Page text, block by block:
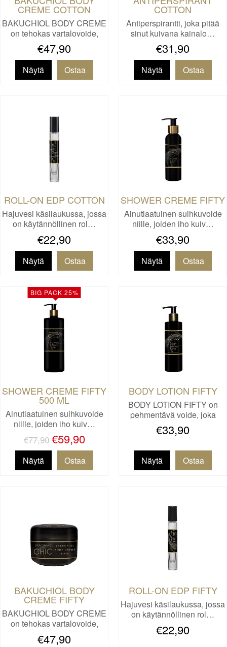
CREME COTTON
BAKUCHIOL BODY CREME
on tehokas vartalovoide,
joka…
€47,90
Näytä
COTTON
Antiperspirantti, joka pitää
sinut kuivana kainalo…
€31,90
Näytä
ROLL-ON EDP COTTON
Hajuvesi käsilaukussa, jossa
on käytännöllinen rol…
€22,90
Näytä
SHOWER CREME FIFTY
Ainutlaatuinen suihkuvoide
niille, joiden iho kuiv…
€33,90
Näytä
BIG PACK 25%
SHOWER CREME FIFTY
500 ML
Ainutlaatuinen suihkuvoide
niille, joiden iho kuiv…
€77,90 €59,90
Näytä
BODY LOTION FIFTY
BODY LOTION FIFTY on
pehmentävä voide, joka
ravits…
€33,90
Näytä
BAKUCHIOL BODY
CREME FIFTY
BAKUCHIOL BODY CREME
on tehokas vartalovoide,
joka…
€47,90
ROLL-ON EDP FIFTY
Hajuvesi käsilaukussa, jossa
on käytännöllinen rol…
€22,90